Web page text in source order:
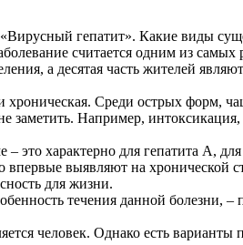
гепатит». Какие виды
считается одним из
а десятая часть жителей
Среди острых форм,
Например,
характерно для гепатита А,
впервые выявляют на
для жизни.
течения данной болезни,
человек. Однако есть